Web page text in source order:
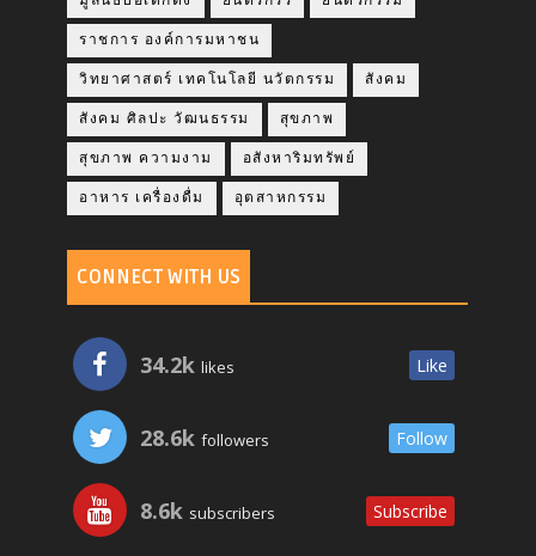
ราชการ องค์การมหาชน
วิทยาศาสตร์ เทคโนโลยี นวัตกรรม สังคม
สังคม ศิลปะ วัฒนธรรม สุขภาพ
สุขภาพ ความงาม อสังหาริมทรัพย์
อาหาร เครื่องดื่ม อุตสาหกรรม
CONNECT WITH US
34.2k likes Like
28.6k followers Follow
8.6k subscribers Subscribe